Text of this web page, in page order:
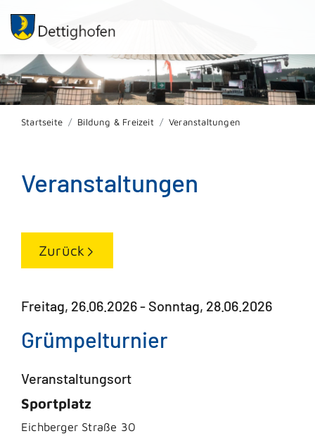
Startseite Bildung & Freizeit Veranstaltungen
Veranstaltungen
Zurück
Freitag, 26.06.2026- Sonntag, 28.06.2026
Grümpelturnier
Veranstaltungsort
Sportplatz
Eichberger Straße 30